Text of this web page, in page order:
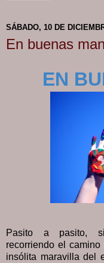
SÁBADO, 10 DE
En buenas
EN
Pasito a pasito,
recorriendo el
insólita maravilla del